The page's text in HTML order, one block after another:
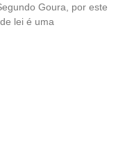
Goura, por este
lei é uma